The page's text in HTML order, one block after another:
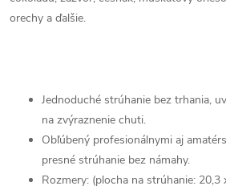
orechy a ďalšie.
Jednoduché strúhanie bez trhania,
na zvýraznenie chuti.
Obľúbený profesionálnymi aj
presné strúhanie bez námahy.
Rozmery: (plocha na strúhanie: 20,3